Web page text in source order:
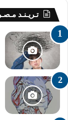
الزيادة 5%.
شرائح مصروفات المدارس
25%.
تـريـنـد مـصـر